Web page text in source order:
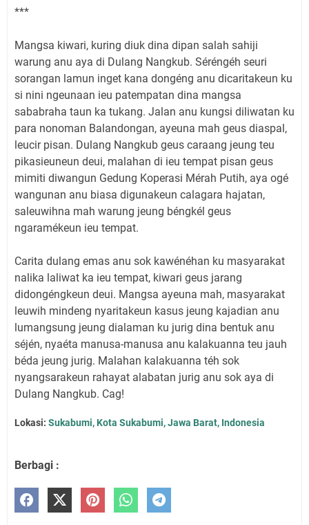
***
Mangsa kiwari, kuring diuk dina dipan salah sahiji
warung anu aya di Dulang Nangkub. Séréngéh seuri
sorangan lamun inget kana dongéng anu dicaritakeun ku
si nini ngeunaan ieu patempatan dina mangsa
sababraha taun ka tukang. Jalan anu kungsi diliwatan ku
para nonoman Balandongan, ayeuna mah geus diaspal,
leucir pisan. Dulang Nangkub geus caraang jeung teu
pikasieuneun deui, malahan di ieu tempat pisan geus
mimiti diwangun Gedung Koperasi Mérah Putih, aya ogé
wangunan anu biasa digunakeun calagara hajatan,
saleuwihna mah warung jeung béngkél geus
ngaramékeun ieu tempat.
Carita dulang emas anu sok kawénéhan ku masyarakat
nalika laliwat ka ieu tempat, kiwari geus jarang
didongéngkeun deui. Mangsa ayeuna mah, masyarakat
leuwih mindeng nyaritakeun kasus jeung kajadian anu
lumangsung jeung dialaman ku jurig dina bentuk anu
séjén, nyaéta manusa-manusa anu kalakuanna teu jauh
béda jeung jurig. Malahan kalakuanna téh sok
nyangsarakeun rahayat alabatan jurig anu sok aya di
Dulang Nangkub. Cag!
Lokasi: Sukabumi, Kota Sukabumi, Jawa Barat, Indonesia
Berbagi :